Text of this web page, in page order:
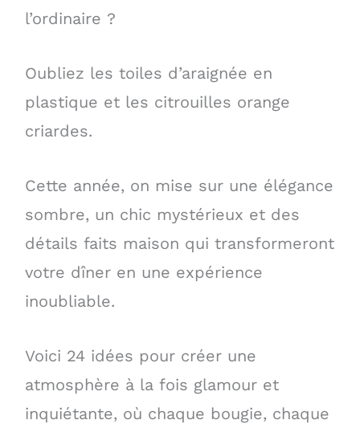
l’ordinaire ?
Oubliez les toiles d’araignée en
plastique et les citrouilles orange
criardes.
Cette année, on mise sur une élégance
sombre, un chic mystérieux et des
détails faits maison qui transformeront
votre dîner en une expérience
inoubliable.
Voici 24 idées pour créer une
atmosphère à la fois glamour et
inquiétante, où chaque bougie, chaque